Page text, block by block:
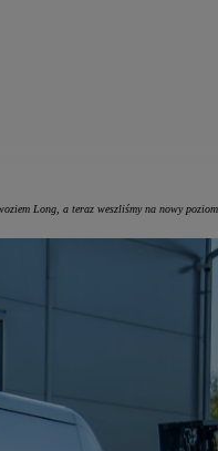
Long, a teraz weszliśmy na nowy poziom